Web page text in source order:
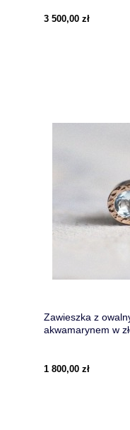
3 500,00 zł
Zawieszka z
akwamarynem w
1 800,00 zł